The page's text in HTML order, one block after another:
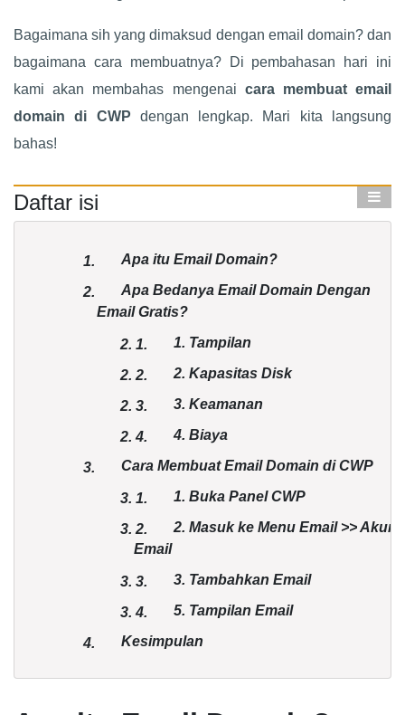
Bagaimana sih yang dimaksud dengan email domain? dan
bagaimana cara membuatnya? Di pembahasan hari ini
kami akan membahas mengenai cara membuat email
domain di CWP dengan lengkap. Mari kita langsung
bahas!
Daftar isi
1. Apa itu Email Domain?
2.
Apa Bedanya Email Domain Dengan
Email Gratis?
2. 1. 1. Tampilan
2. 2. 2. Kapasitas Disk
2. 3. 3. Keamanan
2.4. 4. Biaya
3. Cara Membuat Email Domain di CWP
3. 1. 1. Buka Panel CWP
3. 2.
2. Masuk ke Menu Email >> Akun
Email
3. 3. 3. Tambahkan Email
3.4. 5. Tampilan Email
4. Kesimpulan